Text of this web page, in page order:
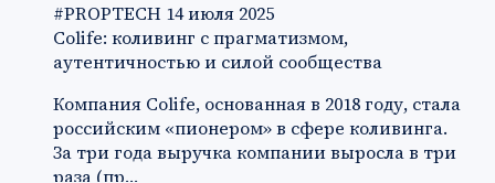
#PROPTECH 14 июля 2025
Colife: коливинг с прагматизмом,
аутентичностью и силой сообщества
Компания Colife, основанная в 2018 году, стала
российским «пионером» в сфере коливинга.
За три года выручка компании выросла в три
раза (пр…